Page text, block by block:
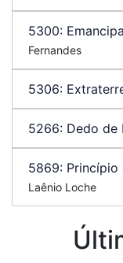
5300:
Fernandes
5306:
5266: Dedo de
5869: Princípio
Laênio Loche